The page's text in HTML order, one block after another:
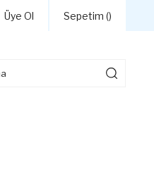
Üye Ol Sepetim ()